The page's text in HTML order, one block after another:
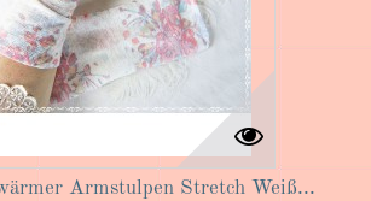
Armstulpen Stretch Weiß...